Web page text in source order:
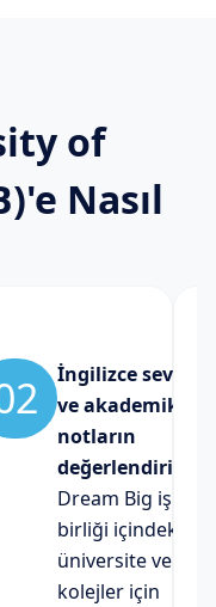
of
Nasıl
İngilizce seviyen
ve akademik
notların
Dream Big iş
birliği içindeki
üniversite ve
kolejler için